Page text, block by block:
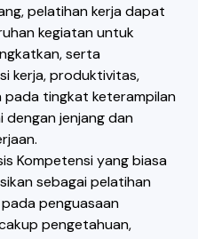
pelatihan kerja dapat
kegiatan untuk
serta
kerja, produktivitas,
pada tingkat keterampilan
jenjang dan
Kompetensi yang biasa
sebagai pelatihan
penguasaan
pengetahuan,